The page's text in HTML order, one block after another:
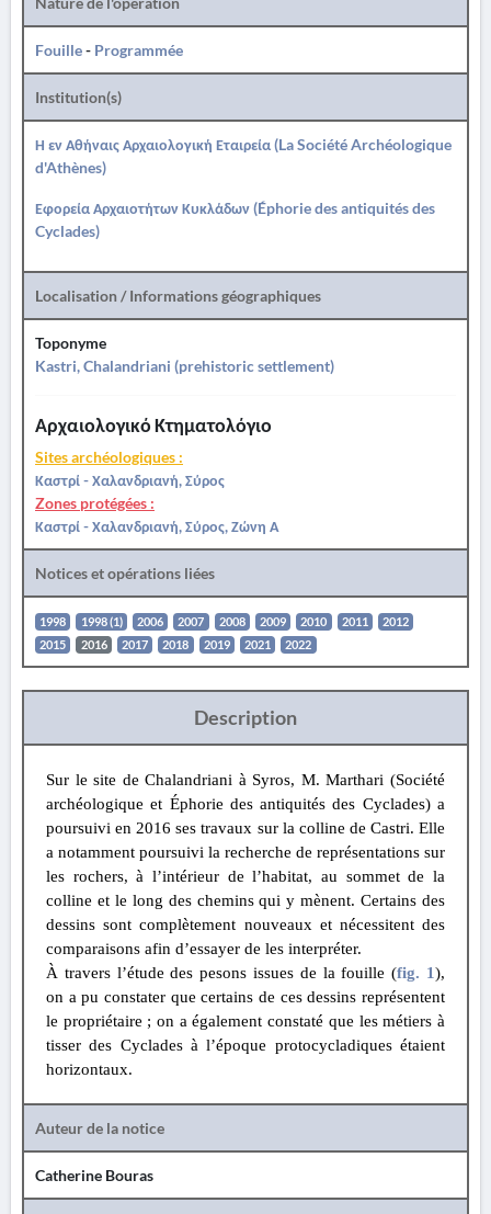
Fouille- Programmée
Institution(s)
Η εν Αθήναις Αρχαιολογική Εταιρεία (La Société Archéologique
d'Athènes)
Εφορεία Αρχαιοτήτων Κυκλάδων (Éphorie des antiquités des
Cyclades)
Localisation / Informations géographiques
Toponyme
Kastri, Chalandriani (prehistoric settlement)
Αρχαιολογικό Κτηματολόγιο
Sites archéologiques :
Καστρί - Χαλανδριανή, Σύρος
Zones protégées :
Καστρί - Χαλανδριανή, Σύρος, Ζώνη Α
Notices et opérations liées
1998 1998 (1) 2006 2007 2008 2009 2010 2011
2012
2015
2016 2017 2018 2019 2021 2022
Description
Sur le site de Chalandriani à Syros, M. Marthari (Société
archéologique et Éphorie des antiquités des Cyclades) a
poursuivi en 2016 ses travaux sur la colline de Castri. Elle
a notamment poursuivi la recherche de représentations sur
les rochers, à l’intérieur de l’habitat, au sommet de la
colline et le long des chemins qui y mènent. Certains des
dessins sont complètement nouveaux et nécessitent des
comparaisons afin d’essayer de les interpréter.
À travers l’étude des pesons issues de la fouille (fig. 1),
on a pu constater que certains de ces dessins représentent
le propriétaire ; on a également constaté que les métiers à
tisser des Cyclades à l’époque protocycladiques étaient
horizontaux.
Auteur de la notice
Catherine Bouras